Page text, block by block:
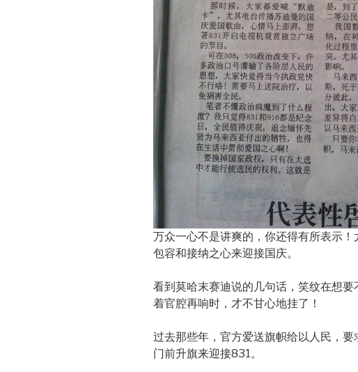
万众一心不是讲爽的，你还得有所表示
包容和接纳之心来迎接国庆。
看到莫哈末赛迪说的几句话，笑纹在想
着官腔再响时，才不甘心地挂了！
过去那些年，官方爱送旗帜给以人民，
门前升旗来迎接831。